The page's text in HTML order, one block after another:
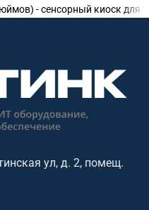
- сенсорный киоск для
Делает
и обслуживание
для посетителей,
разгрузить ресепшен и
модель бренда
Glass, диагональ 55″,
ул, д. 2, помещ.